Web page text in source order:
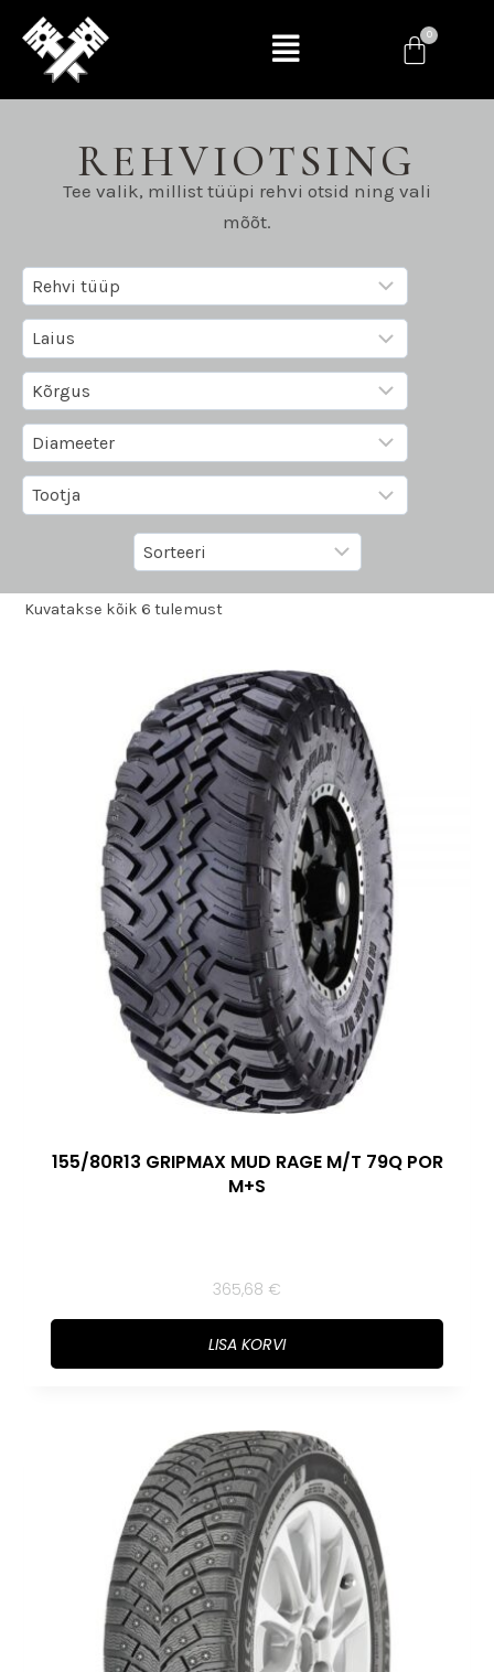
REHVIOTSING
Tee valik, millist tüüpi rehvi otsid ning vali
mõõt.
Kuvatakse kõik 6 tulemust
155/80R13 GRIPMAX MUD RAGE M/T 79Q POR
M+S
365,68 €
LISA KORVI